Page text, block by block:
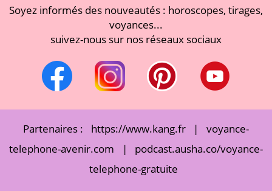
Soyez informés des nouveautés : horoscopes, tirages,
voyances...
suivez-nous sur nos réseaux sociaux
Partenaires : https://www.kang.fr |
voyance-
telephone-avenir.com
|
podcast.ausha.co/voyance-
telephone-gratuite